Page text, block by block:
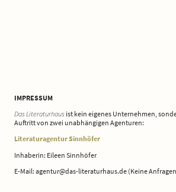
IMPRESSUM
Das Literaturhaus ist kein eigenes Unternehmen,
Auftritt von zwei unabhängigen Agenturen:
Literaturagentur Sinnhöfer
Inhaberin: Eileen Sinnhöfer
E-Mail: agentur@das-literaturhaus.de (Keine